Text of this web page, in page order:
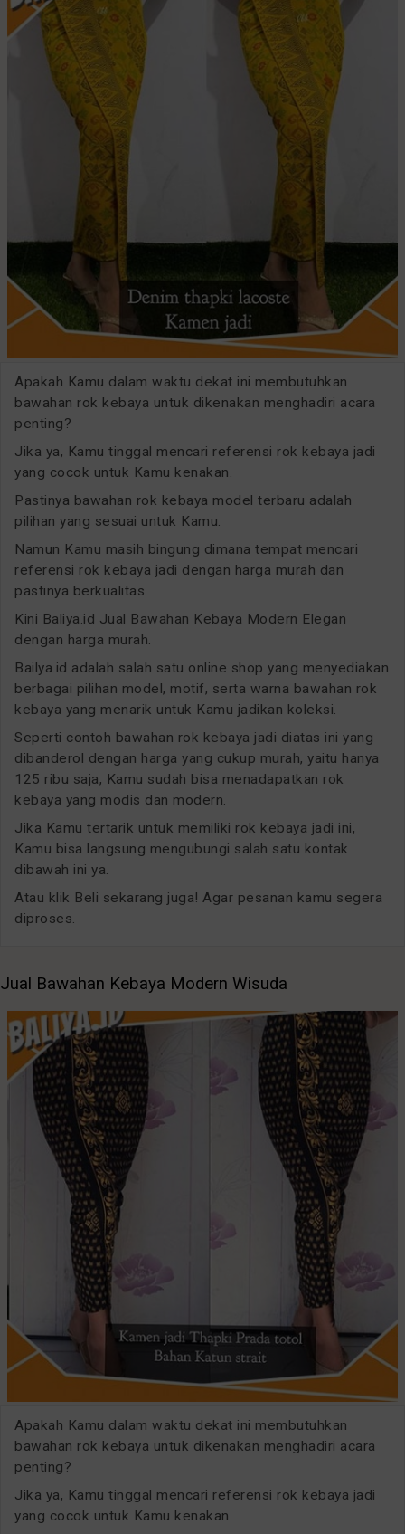
Apakah Kamu dalam waktu dekat ini membutuhkan
bawahan rok kebaya untuk dikenakan menghadiri acara
penting?
Jika ya, Kamu tinggal mencari referensi rok kebaya jadi
yang cocok untuk Kamu kenakan.
Pastinya bawahan rok kebaya model terbaru adalah
pilihan yang sesuai untuk Kamu.
Namun Kamu masih bingung dimana tempat mencari
referensi rok kebaya jadi dengan harga murah dan
pastinya berkualitas.
Kini Baliya.id Jual Bawahan Kebaya Modern Elegan
dengan harga murah.
Bailya.id adalah salah satu online shop yang menyediakan
berbagai pilihan model, motif, serta warna bawahan rok
kebaya yang menarik untuk Kamu jadikan koleksi.
Seperti contoh bawahan rok kebaya jadi diatas ini yang
dibanderol dengan harga yang cukup murah, yaitu hanya
125 ribu saja, Kamu sudah bisa menadapatkan rok
kebaya yang modis dan modern.
Jika Kamu tertarik untuk memiliki rok kebaya jadi ini,
Kamu bisa langsung mengubungi salah satu kontak
dibawah ini ya.
Atau klik Beli sekarang juga! Agar pesanan kamu segera
diproses.
Jual Bawahan Kebaya Modern Wisuda
Apakah Kamu dalam waktu dekat ini membutuhkan
bawahan rok kebaya untuk dikenakan menghadiri acara
penting?
Jika ya, Kamu tinggal mencari referensi rok kebaya jadi
yang cocok untuk Kamu kenakan.